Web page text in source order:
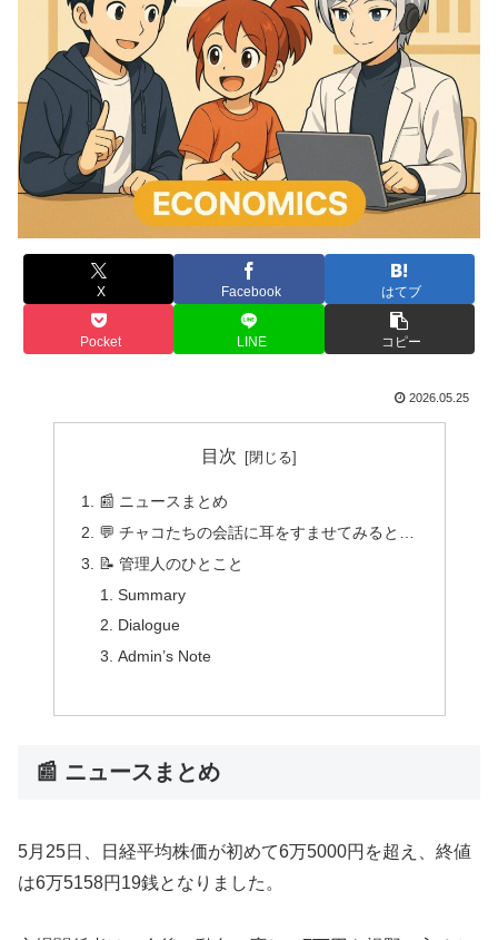
X Facebook はてブ
Pocket LINE コピー
2026.05.25
目次
📰 ニュースまとめ
💬 チャコたちの会話に耳をすませてみると…
📝 管理人のひとこと
Summary
Dialogue
Admin’s Note
📰 ニュースまとめ
5月25日、日経平均株価が初めて6万5000円を超え、終値
は6万5158円19銭となりました。